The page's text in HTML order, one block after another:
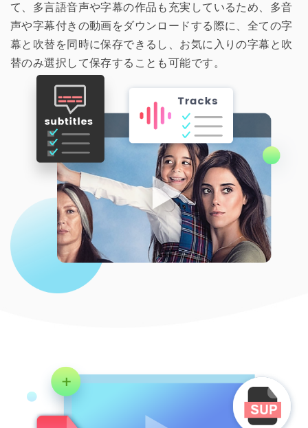
て、多言語音声や字幕の作品も充実しているため、多音
声や字幕付きの動画をダウンロードする際に、全ての字
幕と吹替を同時に保存できるし、お気に入りの字幕と吹
替のみ選択して保存することも可能です。